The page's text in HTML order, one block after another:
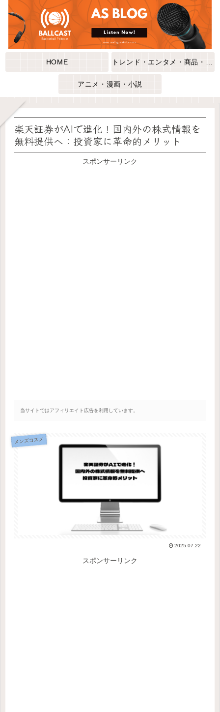
HOME
アニメ・漫画・小説
楽天証券がAIで進化！国内外の株式情報を
無料提供へ：投資家に革命的メリット
スポンサーリンク
当サイトではアフィリエイト広告を利用しています。
メンズコスメ
2025.07.22
スポンサーリンク